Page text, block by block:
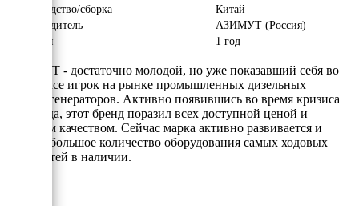
Производство/сборка
Китай
Производитель
АЗИМУТ (Россия)
Гарантия
1 год
АЗИМУТ - достаточно молодой, но уже показавший себя во
всей красе игрок на рынке промышленных дизельных
электрогенераторов. Активно появившись во время кризиса
2008 года, этот бренд поразил всех доступной ценой и
хорошим качеством. Сейчас марка активно развивается и
держит большое количество оборудования самых ходовых
мощностей в наличии.